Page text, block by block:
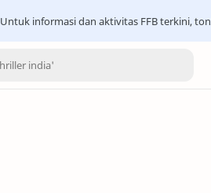
Untuk informasi dan aktivitas FFB terkini,